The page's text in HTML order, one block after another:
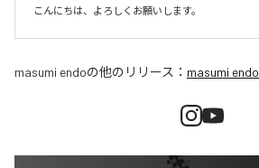
こんにちは、よろしくお願いします。
masumi endoの他のリリース： masumi endo